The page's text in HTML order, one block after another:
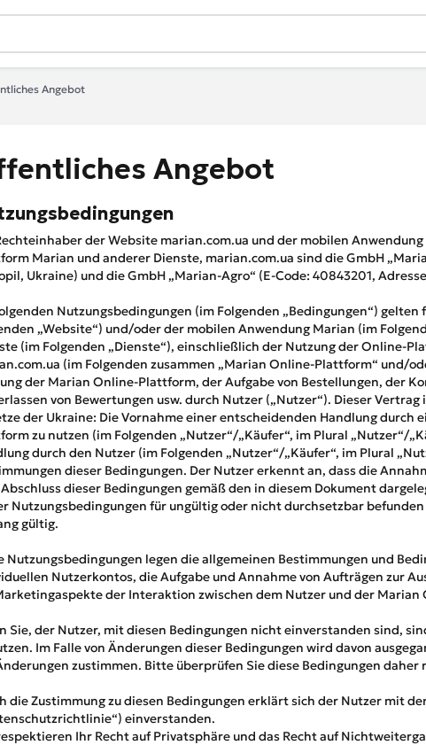
Angebot
Angebot
der Website marian.com.ua und der mobilen
Marian und anderer Dienste, marian.com.ua sind die GmbH
Ukraine) und die GmbH „Marian-Agro“ (E-Code: 40843201,
Nutzungsbedingungen (im Folgenden „Bedingungen“)
„Website“) und/oder der mobilen Anwendung Marian (im
(im Folgenden „Dienste“), einschließlich der Nutzung der Online-
(im Folgenden zusammen „Marian Online-Plattform“ und/
der Marian Online-Plattform, der Aufgabe von Bestellungen, der
von Bewertungen usw. durch Nutzer („Nutzer“). Dieser
der Ukraine: Die Vornahme einer entscheidenden Handlung durch
zu nutzen (im Folgenden „Nutzer“/„Käufer“, im Plural „Nutzer“/
durch den Nutzer (im Folgenden „Nutzer“/„Käufer“, im Plural
dieser Bedingungen. Der Nutzer erkennt an, dass die
dieser Bedingungen gemäß den in diesem Dokument
Nutzungsbedingungen für ungültig oder nicht durchsetzbar
gültig.
Nutzungsbedingungen legen die allgemeinen Bestimmungen und
Nutzerkontos, die Aufgabe und Annahme von Aufträgen zur
der Interaktion zwischen dem Nutzer und der
Sie, der Nutzer, mit diesen Bedingungen nicht einverstanden sind,
Im Falle von Änderungen dieser Bedingungen wird davon
zustimmen. Bitte überprüfen Sie diese Bedingungen daher
die Zustimmung zu diesen Bedingungen erklärt sich der Nutzer mit
einverstanden.
Ihr Recht auf Privatsphäre und das Recht auf